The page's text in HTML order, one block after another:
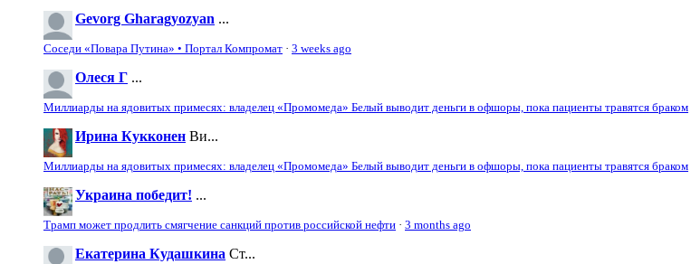
Gevorg Gharagyozyan ...
Соседи «Повара Путина» • Портал Компромат · 3 weeks ago
Олеся Г ...
Миллиарды на ядовитых примесях: владелец «Промомеда» Белый выводит деньги в офшоры, пока пациенты травятся браком
Ирина Кукконен Ви...
Миллиарды на ядовитых примесях: владелец «Промомеда» Белый выводит деньги в офшоры, пока пациенты травятся браком
Украина победит! ...
Трамп может продлить смягчение санкций против российской нефти · 3 months ago
Екатерина Кудашкина Ст...